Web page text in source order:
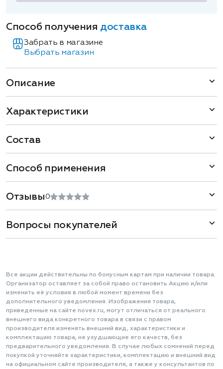
Способ получения доставка
Забрать в магазине
Выбрать магазин
Описание
Характеристики
Состав
Способ применения
Отзывы 0
Вопросы покупателей
Все акции действительны по бонусным картам при наличии товара.
Организатор оставляет за собой право остановить Акцию и/или
изменить её условия в любой момент времени без
дополнительного уведомления. Изображения товара,
приведенные на сайте novex.ru, могут отличаться от реального
внешнего вида конкретного товара в связи с правом
производителя изменять внешний вид, характеристики и
комплектацию товара, не ухудшающие его качеств, без
предварительного уведомления. В случае любых сомнений перед
покупкой уточняйте характеристики, комплектацию и внешний вид
на официальном сайте производителя, а также у консультантов по